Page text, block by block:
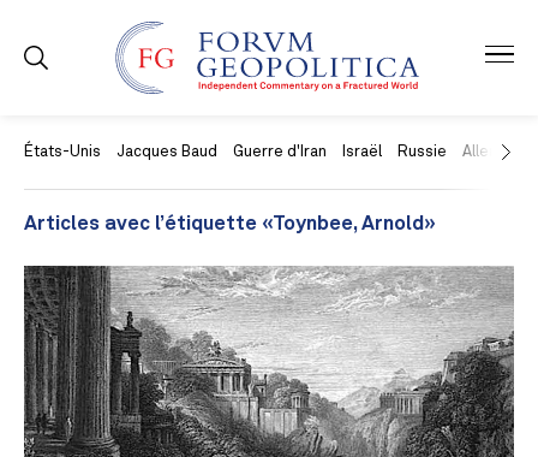
États-Unis Jacques Baud Guerre d'Iran Israël Russie Allemagne
Articles avec l’étiquette «Toynbee, Arnold»